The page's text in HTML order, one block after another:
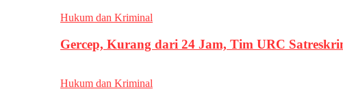
Hukum dan Kriminal
Gercep, Kurang dari 24 Jam, Tim URC
Hukum dan Kriminal